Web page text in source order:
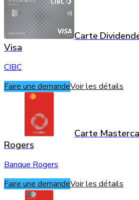
Carte
Visa
CIBC
Faire une demandeVoir les détails
Carte
Rogers
Banque Rogers
Faire une demandeVoir les détails